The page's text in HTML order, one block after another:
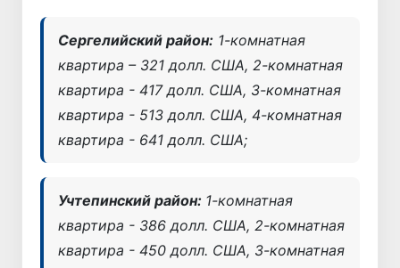
Сергелийский район: 1-комнатная
квартира – 321 долл. США, 2-комнатная
квартира - 417 долл. США, 3-комнатная
квартира - 513 долл. США, 4-комнатная
квартира - 641 долл. США;
Учтепинский район: 1-комнатная
квартира - 386 долл. США, 2-комнатная
квартира - 450 долл. США, 3-комнатная